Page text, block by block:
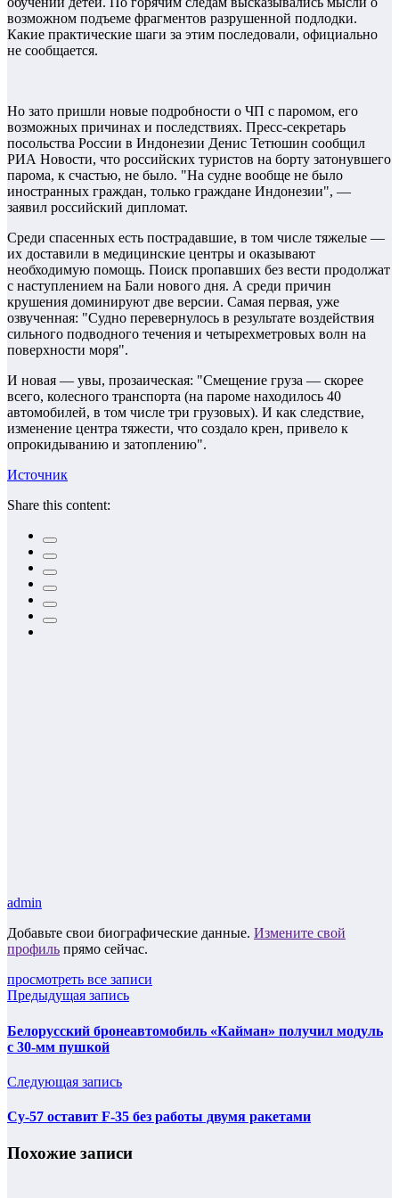
возможном подъеме фрагментов разрушенной подлодки.
Какие практические шаги за этим последовали, официально
не сообщается.
Но зато пришли новые подробности о ЧП с паромом, его
возможных причинах и последствиях. Пресс-секретарь
посольства России в Индонезии Денис Тетюшин сообщил
РИА Новости, что российских туристов на борту затонувшего
парома, к счастью, не было. "На судне вообще не было
иностранных граждан, только граждане Индонезии", —
заявил российский дипломат.
Среди спасенных есть пострадавшие, в том числе тяжелые —
их доставили в медицинские центры и оказывают
необходимую помощь. Поиск пропавших без вести продолжат
с наступлением на Бали нового дня. А среди причин
крушения доминируют две версии. Самая первая, уже
озвученная: "Судно перевернулось в результате воздействия
сильного подводного течения и четырехметровых волн на
поверхности моря".
И новая — увы, прозаическая: "Смещение груза — скорее
всего, колесного транспорта (на пароме находилось 40
автомобилей, в том числе три грузовых). И как следствие,
изменение центра тяжести, что создало крен, привело к
опрокидыванию и затоплению".
Источник
Share this content:
admin
Добавьте свои биографические данные. Измените свой
профиль прямо сейчас.
просмотреть все записи
Предыдущая запись
Белорусский бронеавтомобиль «Кайман» получил модуль
с 30-мм пушкой
Следующая запись
Су-57 оставит F-35 без работы двумя ракетами
Похожие записи